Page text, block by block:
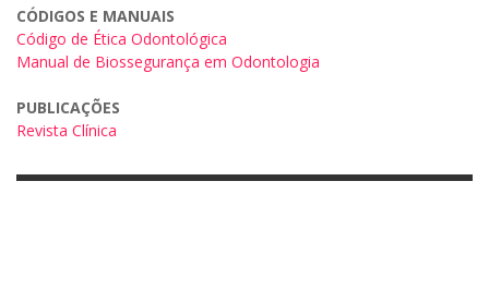
CÓDIGOS E MANUAIS
Código de Ética Odontológica
Manual de Biossegurança em Odontologia
PUBLICAÇÕES
Revista Clínica